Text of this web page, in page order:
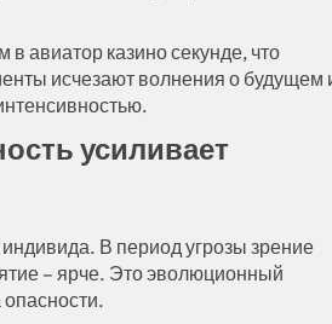
авиатор казино секунде, что
исчезают волнения о будущем
усиливает
индивида. В период угрозы зрение
– ярче. Это эволюционный